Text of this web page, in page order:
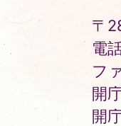
〒
電
フ
開
開